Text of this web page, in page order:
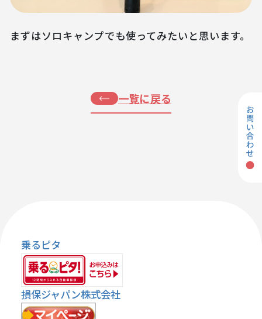
まずはソロキャンプでも使ってみたいと思います。
一覧に戻る
乗るピタ
損保ジャパン株式会社